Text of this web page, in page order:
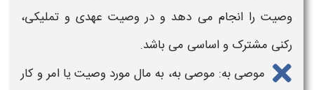
وصیت را انجام می دهد و در وصیت عهدی و تملیکی،
رکنی مشترک و اساسی می باشد.
موصی به: موصی به، به مال مورد وصیتیا امر و کار